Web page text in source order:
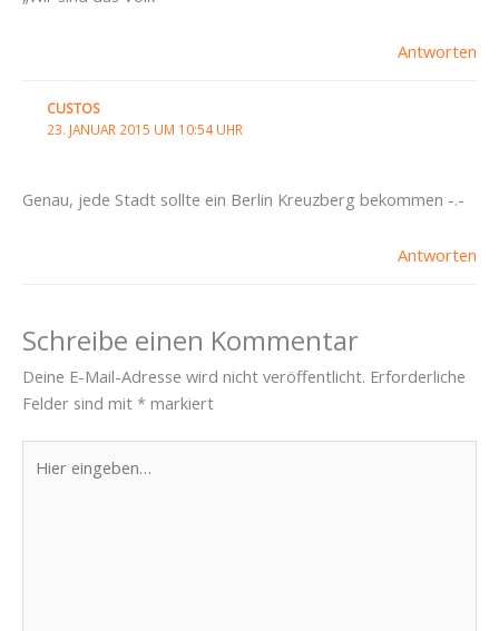
Antworten
CUSTOS
23. JANUAR 2015 UM 10:54 UHR
Genau, jede Stadt sollte ein Berlin Kreuzberg bekommen -.-
Antworten
Schreibe einen Kommentar
Deine E-Mail-Adresse wird nicht veröffentlicht. Erforderliche
Felder sind mit * markiert
eingeben…